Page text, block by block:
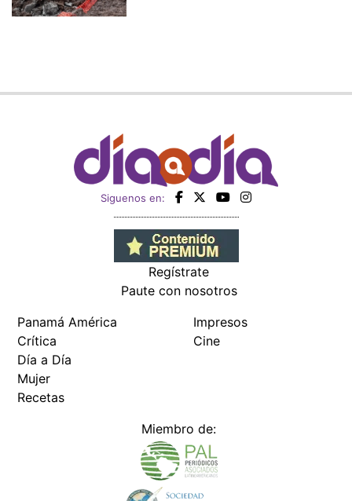
Siguenos en:
Regístrate
Paute con nosotros
Panamá América
Crítica
Día a Día
Mujer
Recetas
Impresos
Cine
Miembro de: